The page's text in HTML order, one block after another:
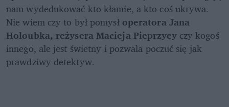
nam wydedukować kto kłamie, a kto coś ukrywa.
Nie wiem czy to był pomysł operatora Jana
Holoubka, reżysera Macieja Pieprzycy czy kogoś
innego, ale jest świetny i pozwala poczuć się jak
prawdziwy detektyw.